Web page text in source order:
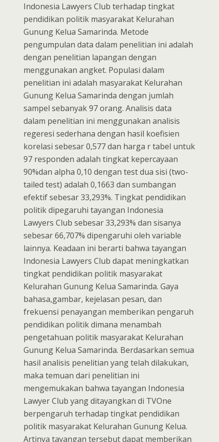
Indonesia Lawyers Club terhadap tingkat
pendidikan politik masyarakat Kelurahan
Gunung Kelua Samarinda. Metode
pengumpulan data dalam penelitian ini adalah
dengan penelitian lapangan dengan
menggunakan angket. Populasi dalam
penelitian ini adalah masyarakat Kelurahan
Gunung Kelua Samarinda dengan jumlah
sampel sebanyak 97 orang. Analisis data
dalam penelitian ini menggunakan analisis
regeresi sederhana dengan hasil koefisien
korelasi sebesar 0,577 dan harga r tabel untuk
97 responden adalah tingkat kepercayaan
90%dan alpha 0,10 dengan test dua sisi (two-
tailed test) adalah 0,1663 dan sumbangan
efektif sebesar 33,293%. Tingkat pendidikan
politik dipegaruhi tayangan Indonesia
Lawyers Club sebesar 33,293% dan sisanya
sebesar 66,707% dipengaruhi oleh variable
lainnya. Keadaan ini berarti bahwa tayangan
Indonesia Lawyers Club dapat meningkatkan
tingkat pendidikan politik masyarakat
Kelurahan Gunung Kelua Samarinda. Gaya
bahasa,gambar, kejelasan pesan, dan
frekuensi penayangan memberikan pengaruh
pendidikan politik dimana menambah
pengetahuan politik masyarakat Kelurahan
Gunung Kelua Samarinda. Berdasarkan semua
hasil analisis penelitian yang telah dilakukan,
maka temuan dari penelitian ini
mengemukakan bahwa tayangan Indonesia
Lawyer Club yang ditayangkan di TVOne
berpengaruh terhadap tingkat pendidikan
politik masyarakat Kelurahan Gunung Kelua.
Artinya tayangan tersebut dapat memberikan